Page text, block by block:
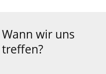
Wann wir uns
treffen?